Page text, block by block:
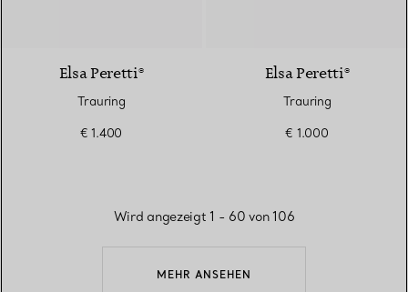
Elsa Peretti®
Trauring
€ 1.400
Elsa Peretti®
Trauring
€ 1.000
MEHR ANSEHEN
Wird angezeigt 1 - 60 von 106